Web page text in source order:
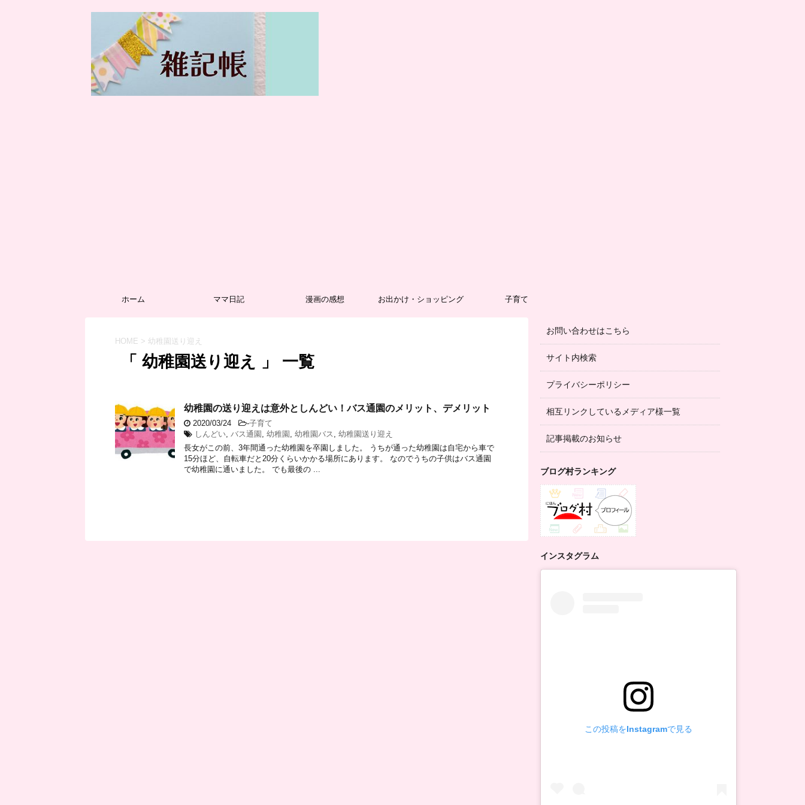
ホーム ママ日記 漫画の感想 お出かけ・ショッピング 子育て
HOME > 幼稚園送り迎え
「 幼稚園送り迎え 」 一覧
幼稚園の送り迎えは意外としんどい！バス通園のメリット、デメリット
2020/03/24 -子育て
しんどい バス通園 幼稚園 幼稚園バス
幼稚園送り迎え
長女がこの前、3年間通った幼稚園を卒園しました。 うちが通った幼稚園は自宅から車で
15分ほど、自転車だと20分くらいかかる場所にあります。 なのでうちの子供はバス通園
で幼稚園に通いました。 でも最後の ...
お問い合わせはこちら
サイト内検索
プライバシーポリシー
相互リンクしているメディア様一覧
記事掲載のお知らせ
ブログ村ランキング
インスタグラム
この投稿をInstagramで見る